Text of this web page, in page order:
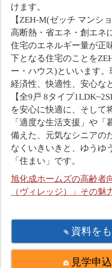
けます。
【ZEH-M(ゼッチ マンシ
高断熱・省エネ・創エネ
住宅のエネルギー量が正
下となる住宅のことを
ー・ハウス)といいます。
経済性、快適性、安心な
【全9戸 8タイプ
を安心に快適に、そして
「適度な生活支援」や
備えた、元気なシニアの
なくいきいきと、ゆうゆ
「住まい」です。
旭化成ホームズの高齢者
（ヴィレッジ）」その魅
資料を
見学申